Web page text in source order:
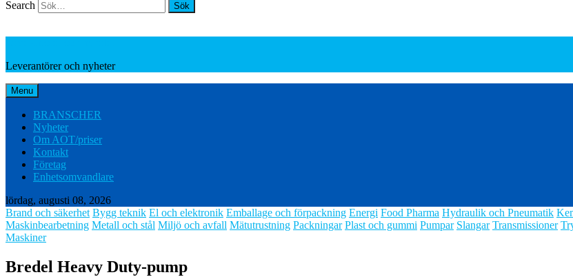
Search
Leverantörer och nyheter
Menu
BRANSCHER
Nyheter
Om AOT/priser
Kontakt
Företag
Enhetsomvandlare
lördag, augusti 08, 2026
Brand och säkerhet Bygg teknik El och elektronik Emballage och förpackning Energi Food Pharma Hydraulik och Pneumatik
Maskinbearbetning Metall och stål Miljö och avfall Mätutrustning Packningar Plast och gummi Pumpar Slangar Transmissioner
Maskiner
Bredel Heavy Duty-pump